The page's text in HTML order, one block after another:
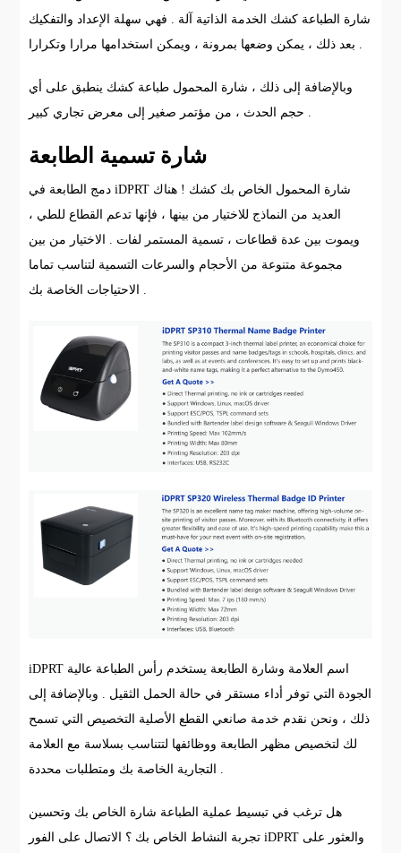
شارة الطباعة كشك الخدمة الذاتية آلة . فهي سهلة الإعداد والتفكيك
بعد ذلك ، يمكن وضعها بمرونة ، ويمكن استخدامها مرارا وتكرارا .
وبالإضافة إلى ذلك ، شارة المحمول طباعة كشك ينطبق على أي
حجم الحدث ، من مؤتمر صغير إلى معرض تجاري كبير .
شارة تسمية الطابعة
دمج الطابعة في iDPRT شارة المحمول الخاص بك كشك ! هناك
العديد من النماذج للاختيار من بينها ، فإنها تدعم القطاع للطي ،
ويموت بين عدة قطاعات ، تسمية المستمر لفات . الاختيار من بين
مجموعة متنوعة من الأحجام والسرعات التسمية لتناسب تماما
الاحتياجات الخاصة بك .
iDPRT اسم العلامة وشارة الطابعة يستخدم رأس الطباعة عالية
الجودة التي توفر أداء مستقر في حالة الحمل الثقيل . وبالإضافة إلى
ذلك ، ونحن نقدم خدمة صانعي القطع الأصلية التخصيص التي تسمح
لك لتخصيص مظهر الطابعة ووظائفها لتتناسب بسلاسة مع العلامة
التجارية الخاصة بك ومتطلبات محددة .
هل ترغب في تبسيط عملية الطباعة شارة الخاص بك وتحسين
تجربة النشاط الخاص بك ؟ الاتصال على الفور iDPRT والعثور على